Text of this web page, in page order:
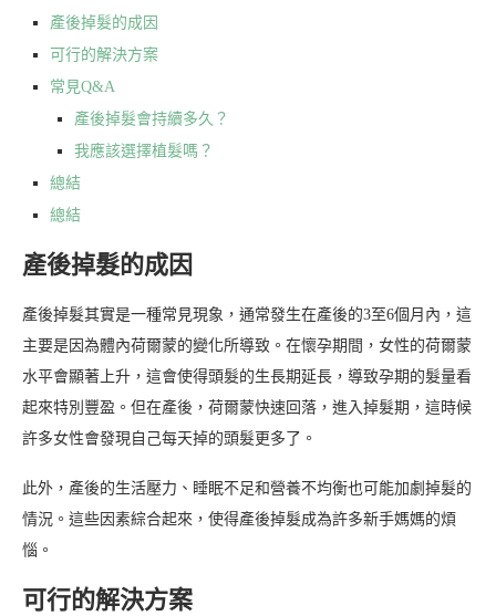
產後掉髮的成因
可行的解決方案
常見Q&A
產後掉髮會持續多久？
我應該選擇植髮嗎？
總結
總結
產後掉髮的成因
產後掉髮其實是一種常見現象，通常發生在產後的3至6個月內，這
主要是因為體內荷爾蒙的變化所導致。在懷孕期間，女性的荷爾蒙
水平會顯著上升，這會使得頭髮的生長期延長，導致孕期的髮量看
起來特別豐盈。但在產後，荷爾蒙快速回落，進入掉髮期，這時候
許多女性會發現自己每天掉的頭髮更多了。
此外，產後的生活壓力、睡眠不足和營養不均衡也可能加劇掉髮的
情況。這些因素綜合起來，使得產後掉髮成為許多新手媽媽的煩
惱。
可行的解決方案